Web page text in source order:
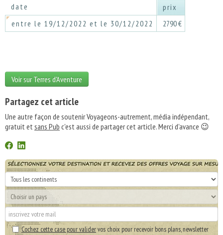
date
prix
entre le 19/12/2022 et le 30/12/2022
2790 €
Voir sur Terres d'Aventure
Partagez cet article
Une autre façon de soutenir Voyageons-autrement, média indépendant,
gratuit etsans Pub c'est aussi de partager cet article. Merci d'avance 😉
Cochez cette case pour validervos choix pour recevoir bons plans, newsletter